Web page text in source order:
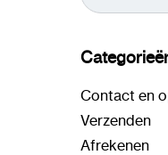
Contact en
Verzenden
Afrekenen